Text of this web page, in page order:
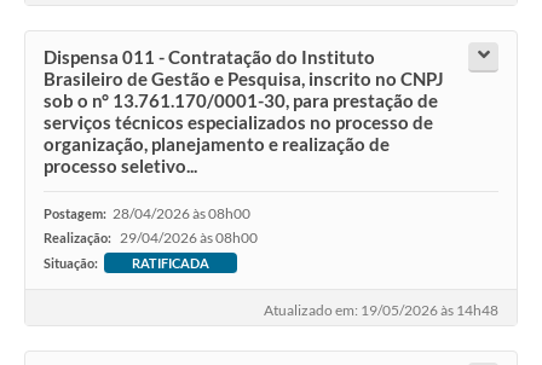
Dispensa 011 - Contratação do Instituto
Brasileiro de Gestão e Pesquisa, inscrito no CNPJ
sob o n° 13.761.170/0001-30, para prestação de
serviços técnicos especializados no processo de
organização, planejamento e realização de
processo seletivo...
Postagem: 28/04/2026 às 08h00
Realização: 29/04/2026 às 08h00
Situação: RATIFICADA
Atualizado em: 19/05/2026 às 14h48